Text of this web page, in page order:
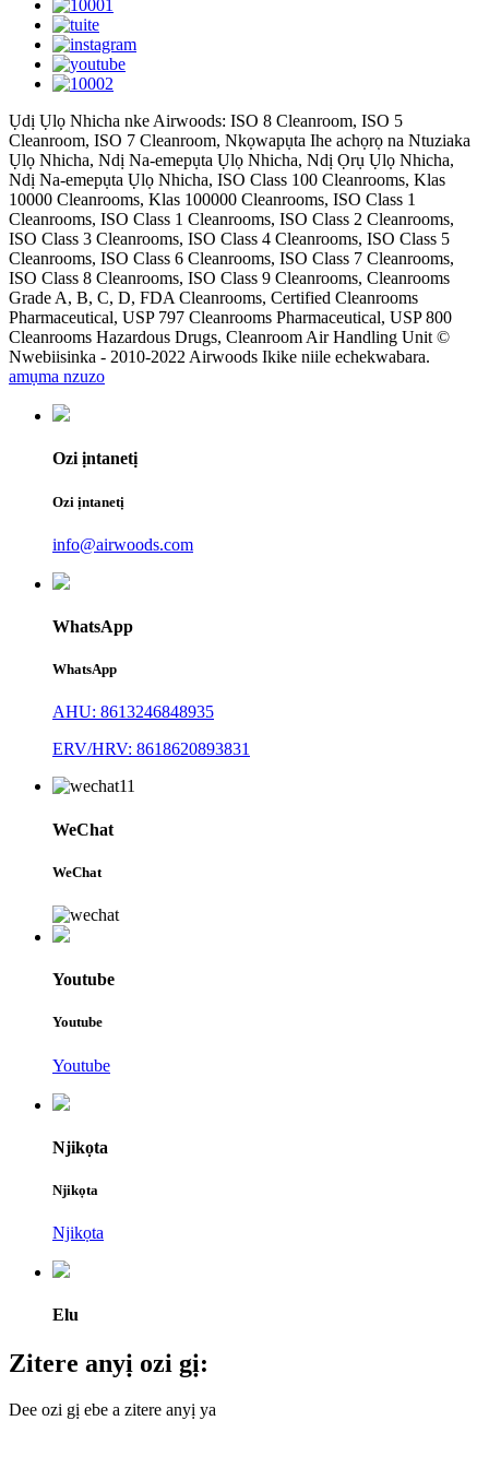
Ụdị Ụlọ Nhicha nke Airwoods: ISO 8 Cleanroom, ISO 5
Cleanroom, ISO 7 Cleanroom, Nkọwapụta Ihe achọrọ na Ntuziaka
Ụlọ Nhicha, Ndị Na-emepụta Ụlọ Nhicha, Ndị Ọrụ Ụlọ Nhicha,
Ndị Na-emepụta Ụlọ Nhicha, ISO Class 100 Cleanrooms, Klas
10000 Cleanrooms, Klas 100000 Cleanrooms, ISO Class 1
Cleanrooms, ISO Class 1 Cleanrooms, ISO Class 2 Cleanrooms,
ISO Class 3 Cleanrooms, ISO Class 4 Cleanrooms, ISO Class 5
Cleanrooms, ISO Class 6 Cleanrooms, ISO Class 7 Cleanrooms,
ISO Class 8 Cleanrooms, ISO Class 9 Cleanrooms, Cleanrooms
Grade A, B, C, D, FDA Cleanrooms, Certified Cleanrooms
Pharmaceutical, USP 797 Cleanrooms Pharmaceutical, USP 800
Cleanrooms Hazardous Drugs, Cleanroom Air Handling Unit ©
Nwebiisinka - 2010-2022 Airwoods Ikike niile echekwabara.
amụma nzuzo
Ozi ịntanetị
Ozi ịntanetị
info@airwoods.com
WhatsApp
WhatsApp
AHU: 8613246848935
ERV/HRV: 8618620893831
WeChat
WeChat
Youtube
Youtube
Youtube
Njikọta
Njikọta
Njikọta
Elu
Zitere anyị ozi gị:
Dee ozi gị ebe a zitere anyị ya